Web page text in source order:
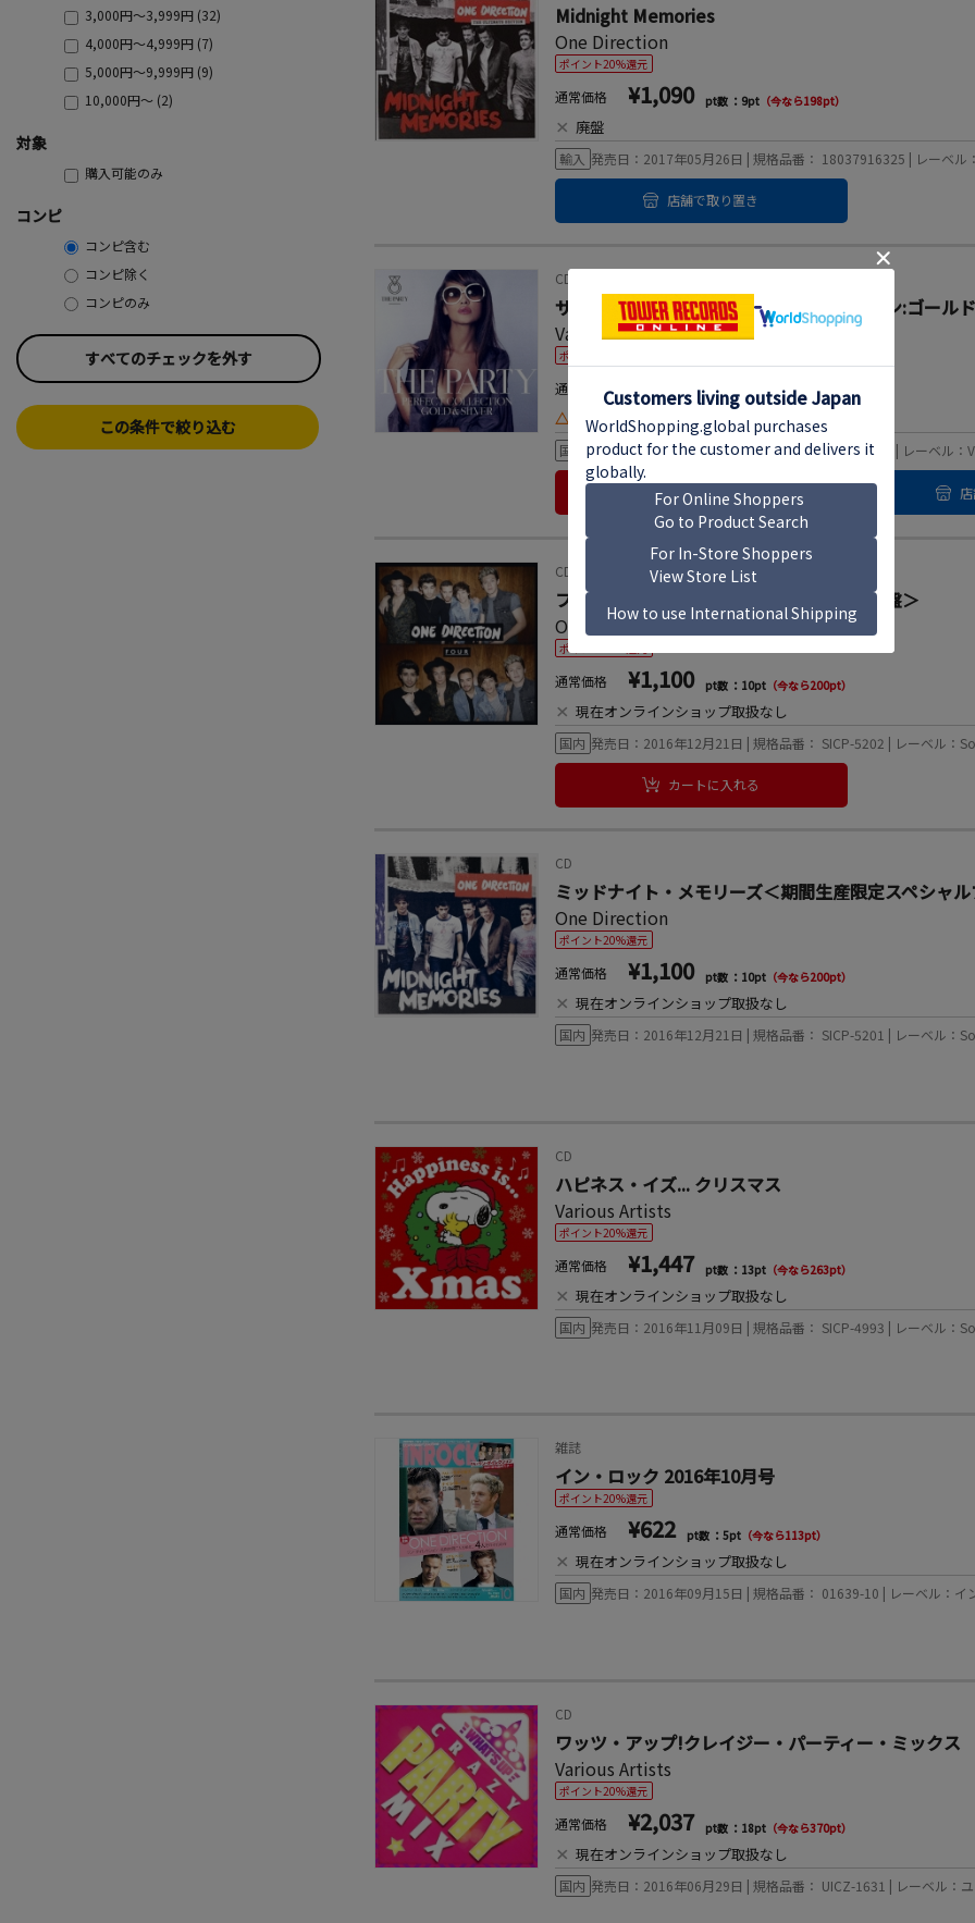
3,000円～3,999円 (32)
4,000円～4,999円 (7)
5,000円～9,999円 (9)
10,000円～ (2)
対象
購入可能のみ
コンピ
コンピ含む
コンピ除く
コンピのみ
すべてのチェックを外す
この条件で絞り込む
Midnight Memories
One Direction
ポイント20%還元
通常価格 ¥1,090 pt数 ：9pt （今なら198pt）
× 廃盤
輸入 発売日：2017年05月26日 | 規格品番： 18037916325 | レーベル
店舗で取り置き
CD
ザ・パーリー～パーフェクト・コレクション:ゴール
Various Artists
ポイント20%還元
通常価格 ¥2,750 pt数 ：25pt（今なら500pt）
△ お取り寄せ
国内 発売日：2017年03月08日 | 規格品番： VICP-65433 | レーベル
カートに入れる
CD
フォー＜期間生産限定スペシャルプライス盤＞
One Direction
ポイント20%還元
通常価格 ¥1,100 pt数 ：10pt （今なら200pt）
× 現在オンラインショップ取扱なし
国内 発売日：2016年12月21日 | 規格品番： SICP-5202 | レーベル：
カートに入れる
CD
ミッドナイト・メモリーズ＜期間生産限定スペシャ
One Direction
ポイント20%還元
通常価格 ¥1,100 pt数 ：10pt （今なら200pt）
× 現在オンラインショップ取扱なし
国内 発売日：2016年12月21日 | 規格品番： SICP-5201 | レーベル：
CD
ハピネス・イズ... クリスマス
Various Artists
ポイント20%還元
通常価格 ¥1,447 pt数 ：13pt （今なら263pt）
× 現在オンラインショップ取扱なし
国内 発売日：2016年11月09日 | 規格品番： SICP-4993 | レーベル：
雑誌
イン・ロック 2016年10月号
ポイント20%還元
通常価格 ¥622 pt数 ：5pt （今なら113pt）
× 現在オンラインショップ取扱なし
国内 発売日：2016年09月15日 | 規格品番： 01639-10 | レーベル：イ
CD
ワッツ・アップ!クレイジー・パーティー・ミックス
Various Artists
ポイント20%還元
通常価格 ¥2,037 pt数 ：18pt （今なら370pt）
× 現在オンラインショップ取扱なし
国内 発売日：2016年06月29日 | 規格品番： UICZ-1631 | レーベル：